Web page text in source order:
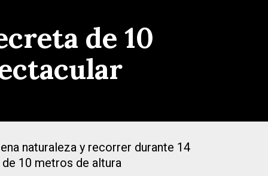
de 10
naturaleza y recorrer durante 14
10 metros de altura